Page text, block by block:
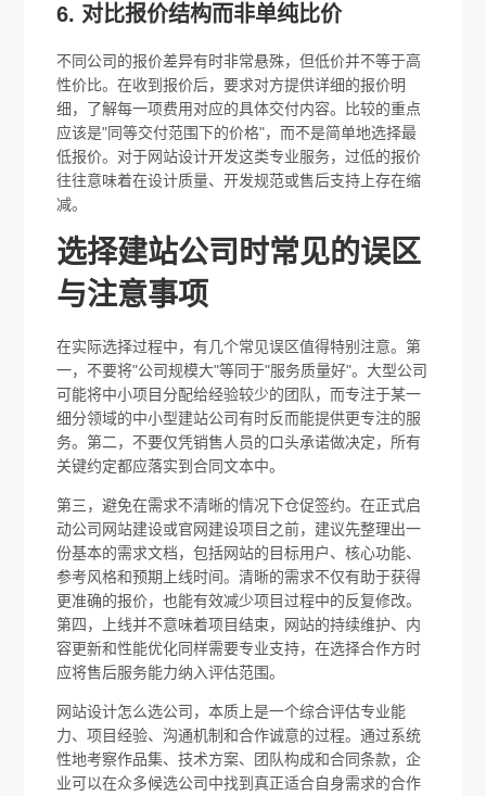
6. 对比报价结构而非单纯比价
不同公司的报价差异有时非常悬殊，但低价并不等于高
性价比。在收到报价后，要求对方提供详细的报价明
细，了解每一项费用对应的具体交付内容。比较的重点
应该是"同等交付范围下的价格"，而不是简单地选择最
低报价。对于网站设计开发这类专业服务，过低的报价
往往意味着在设计质量、开发规范或售后支持上存在缩
减。
选择建站公司时常见的误区
与注意事项
在实际选择过程中，有几个常见误区值得特别注意。第
一，不要将"公司规模大"等同于"服务质量好"。大型公司
可能将中小项目分配给经验较少的团队，而专注于某一
细分领域的中小型建站公司有时反而能提供更专注的服
务。第二，不要仅凭销售人员的口头承诺做决定，所有
关键约定都应落实到合同文本中。
第三，避免在需求不清晰的情况下仓促签约。在正式启
动公司网站建设或官网建设项目之前，建议先整理出一
份基本的需求文档，包括网站的目标用户、核心功能、
参考风格和预期上线时间。清晰的需求不仅有助于获得
更准确的报价，也能有效减少项目过程中的反复修改。
第四，上线并不意味着项目结束，网站的持续维护、内
容更新和性能优化同样需要专业支持，在选择合作方时
应将售后服务能力纳入评估范围。
网站设计怎么选公司，本质上是一个综合评估专业能
力、项目经验、沟通机制和合作诚意的过程。通过系统
性地考察作品集、技术方案、团队构成和合同条款，企
业可以在众多候选公司中找到真正适合自身需求的合作